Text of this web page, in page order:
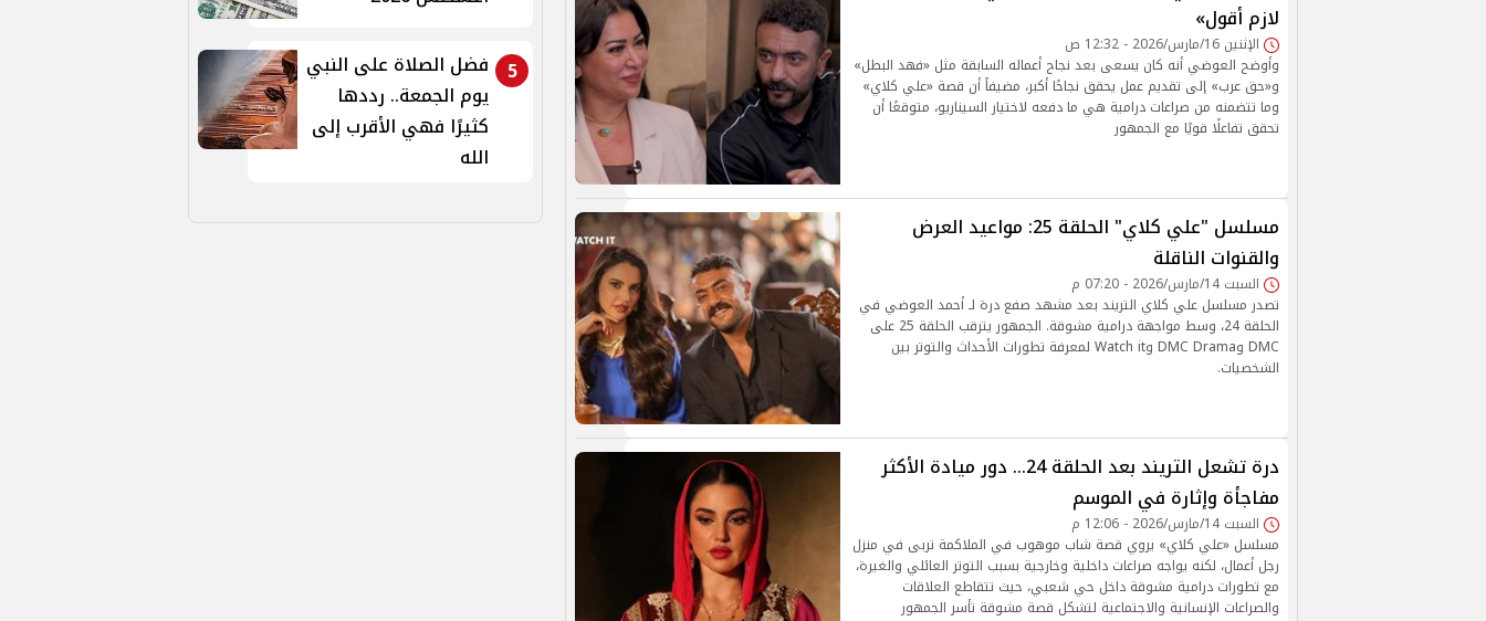
لازم أقول»
الإثنين 16/مارس/2026 - 12:32 ص
وأوضح العوضي أنه كان يسعى بعد نجاح أعماله السابقة مثل «فهد البطل»
و«حق عرب» إلى تقديم عمل يحقق نجاحًا أكبر، مضيفاً أن قصة «علي كلاي»
وما تتضمنه من صراعات درامية هي ما دفعه لاختيار السيناريو، متوقعًا أن
تحقق تفاعلًا قويًا مع الجمهور
مسلسل "علي كلاي" الحلقة 25: مواعيد العرض
والقنوات الناقلة
السبت 14/مارس/2026 - 07:20 م
تصدر مسلسل علي كلاي التريند بعد مشهد صفع درة لـ أحمد العوضي في
الحلقة 24، وسط مواجهة درامية مشوقة. الجمهور يترقب الحلقة 25 على
DMC وDMC Drama وWatch it لمعرفة تطورات الأحداث والتوتر بين
الشخصيات.
درة تشعل التريند بعد الحلقة 24… دور ميادة الأكثر
مفاجأة وإثارة في الموسم
السبت 14/مارس/2026 - 12:06 م
مسلسل «علي كلاي» يروي قصة شاب موهوب في الملاكمة تربى في منزل
رجل أعمال، لكنه يواجه صراعات داخلية وخارجية بسبب التوتر العائلي والغيرة،
مع تطورات درامية مشوقة داخل حي شعبي، حيث تتقاطع العلاقات
والصراعات الإنسانية والاجتماعية لتشكل قصة مشوقة تأسر الجمهور
5
فضل الصلاة على النبي
يوم الجمعة.. رددها
كثيرًا فهي الأقرب إلى
الله